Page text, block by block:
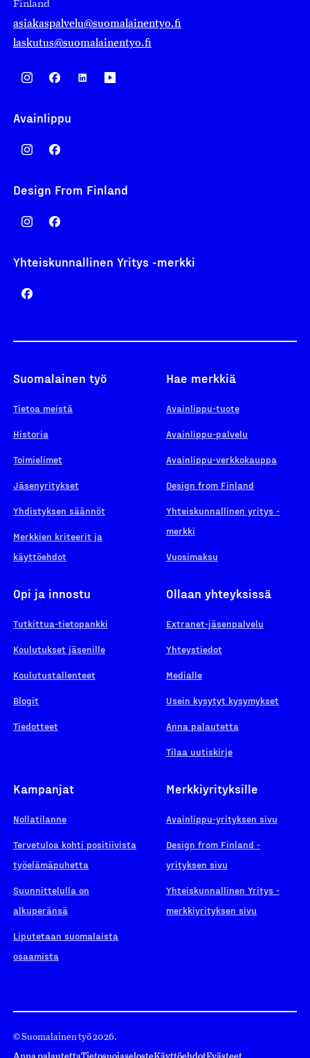
Finland
asiakaspalvelu@suomalainentyo.fi
laskutus@suomalainentyo.fi
Avainlippu
Design From Finland
Yhteiskunnallinen Yritys -merkki
Suomalainen työ
Tietoa meistä
Historia
Toimielimet
Jäsenyritykset
Yhdistyksen säännöt
Merkkien kriteerit ja
käyttöehdot
Hae merkkiä
Avainlippu-tuote
Avainlippu-palvelu
Avainlippu-verkkokauppa
Design from Finland
Yhteiskunnallinen yritys -
merkki
Vuosimaksu
Opi ja innostu
Tutkittua-tietopankki
Koulutukset jäsenille
Koulutustallenteet
Blogit
Tiedotteet
Ollaan yhteyksissä
Extranet-jäsenpalvelu
Yhteystiedot
Medialle
Usein kysytyt kysymykset
Anna palautetta
Tilaa uutiskirje
Kampanjat
Nollatilanne
Tervetuloa kohti positiivista
työelämäpuhetta
Suunnittelulla on
alkuperänsä
Liputetaan suomalaista
osaamista
Merkkiyrityksille
Avainlippu-yrityksen sivu
Design from Finland -
yrityksen sivu
Yhteiskunnallinen Yritys -
merkkiyrityksen sivu
© Suomalainen työ 2026.